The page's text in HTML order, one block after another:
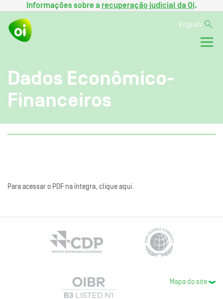
Informações sobre a recuperação judicial da Oi.
English
Dados Econômico-
Financeiros
Para acessar o PDF na íntegra, clique aqui.
Mapa do site